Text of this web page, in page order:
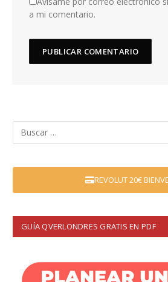
a mi comentario.
REVOLUT 20€
GUÍA QVERLONDRES GRATIS EN PDF